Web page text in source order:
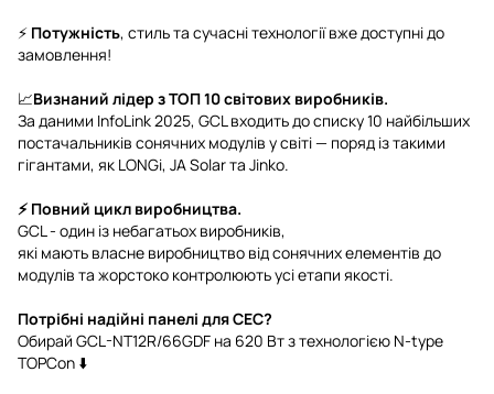
⚡ Потужність, стиль та сучасні технології вже доступні до
замовлення!
📈Визнаний лідер з ТОП 10 світових виробників.
За даними InfoLink 2025, GCL входить до списку 10 найбільших
постачальників сонячних модулів у світі — поряд із такими
гігантами, як LONGi, JA Solar та Jinko.
⚡ Повний цикл виробництва.
GCL - один із небагатьох виробників,
які мають власне виробництво від сонячних елементів до
модулів та жорстоко контролюють усі етапи якості.
Потрібні надійні панелі для СЕС?
Обирай GCL-NT12R/66GDF на 620 Вт з технологією N-type
TOPCon ⬇️